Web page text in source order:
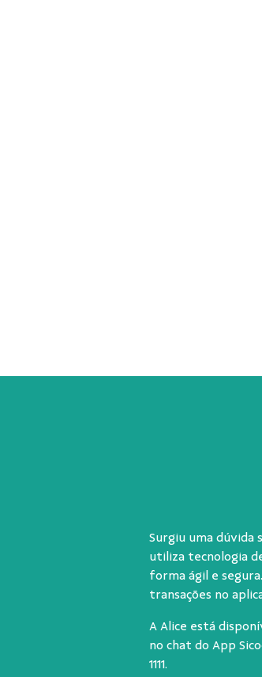
Surgiu uma dúvida
utiliza tecnologia
forma ágil e
transações no
A Alice está
no chat do App
1111.